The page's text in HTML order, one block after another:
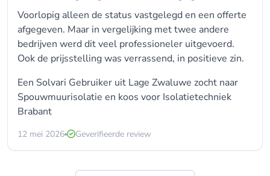
Voorlopig alleen de status vastgelegd en een offerte
afgegeven. Maar in vergelijking met twee andere
bedrijven werd dit veel professioneler uitgevoerd.
Ook de prijsstelling was verrassend, in positieve zin.
Een Solvari Gebruiker uit Lage Zwaluwe zocht naar
Spouwmuurisolatie en koos voor Isolatietechniek
Brabant
12 mei 2026 Geverifieerde review